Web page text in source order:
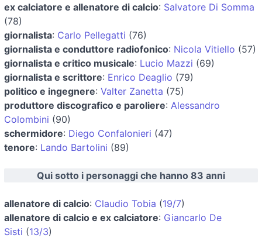
ex calciatore e allenatore di calcio: Salvatore Di Somma
(78)
giornalista: Carlo Pellegatti (76)
giornalista e conduttore radiofonico: Nicola Vitiello (57)
giornalista e critico musicale: Lucio Mazzi (69)
giornalista e scrittore: Enrico Deaglio (79)
politico e ingegnere: Valter Zanetta (75)
produttore discografico e paroliere: Alessandro
Colombini (90)
schermidore: Diego Confalonieri (47)
tenore: Lando Bartolini (89)
Qui sotto i personaggi che hanno 83 anni
allenatore di calcio: Claudio Tobia (19/7)
allenatore di calcio e ex calciatore: Giancarlo De
Sisti (13/3)